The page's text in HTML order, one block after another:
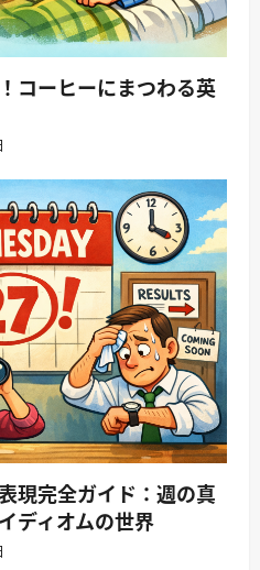
コーヒーにまつわる英
現完全ガイド：週の真
ディオムの世界